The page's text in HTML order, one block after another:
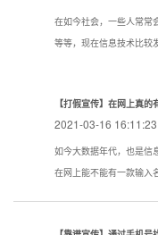
在如今社会，一些人常常
等等，现在信息技术比较
【打假宣传】在网上真
2021-03-16 16:11:23
如今大数据年代，也是信
在网上能不能有一款输入